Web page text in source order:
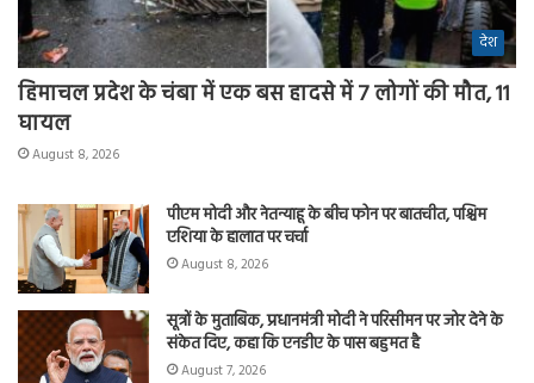
देश
हिमाचल प्रदेश के चंबा में एक बस हादसे में 7 लोगों की मौत, 11
घायल
August 8, 2026
पीएम मोदी और नेतन्याहू के बीच फोन पर बातचीत, पश्चिम
एशिया के हालात पर चर्चा
August 8, 2026
सूत्रों के मुताबिक, प्रधानमंत्री मोदी ने परिसीमन पर जोर देने के
संकेत दिए, कहा कि एनडीए के पास बहुमत है
August 7, 2026